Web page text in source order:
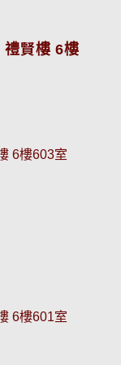
禮賢樓 6樓
6樓603室
6樓601室